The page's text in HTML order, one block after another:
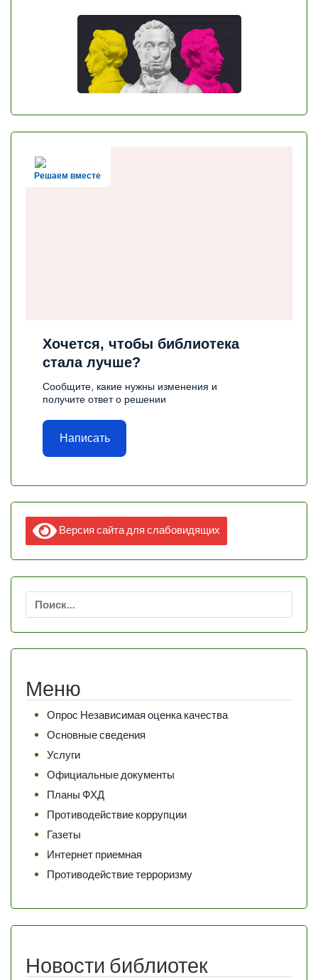
Решаем вместе
Хочется, чтобы библиотека
стала лучше?
Сообщите, какие нужны изменения и
получите ответ о решении
Написать
Версия сайта для слабовидящих
Найти:
Меню
Опрос Независимая оценка качества
Основные сведения
Услуги
Официальные документы
Планы ФХД
Противодействие коррупции
Газеты
Интернет приемная
Противодействие терроризму
Новости библиотек